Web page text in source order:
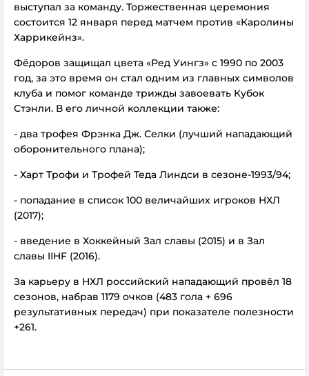
выступал за команду. Торжественная церемония
состоится 12 января перед матчем против «Каролины
Харрикейнз».
Фёдоров защищал цвета «Ред Уингз» с 1990 по 2003
год, за это время он стал одним из главных символов
клуба и помог команде трижды завоевать Кубок
Стэнли. В его личной коллекции также:
- два трофея Фрэнка Дж. Селки (лучший нападающий
оборонительного плана);
- Харт Трофи и Трофей Теда Линдси в сезоне-1993/94;
- попадание в список 100 величайших игроков НХЛ
(2017);
- введение в Хоккейный Зал славы (2015) и в Зал
славы IIHF (2016).
За карьеру в НХЛ российский нападающий провёл 18
сезонов, набрав 1179 очков (483 гола + 696
результативных передач) при показателе полезности
+261.